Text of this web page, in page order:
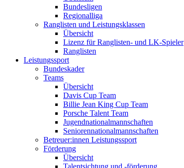
Bundesligen
Regionalliga
Ranglisten und Leistungsklassen
Übersicht
Lizenz für Ranglisten- und LK-Spieler
Ranglisten
Leistungssport
Bundeskader
Teams
Übersicht
Davis Cup Team
Billie Jean King Cup Team
Porsche Talent Team
Jugendnationalmannschaften
Seniorennationalmannschaften
Betreuer:innen Leistungssport
Förderung
Übersicht
Talentsichtung und -förderung